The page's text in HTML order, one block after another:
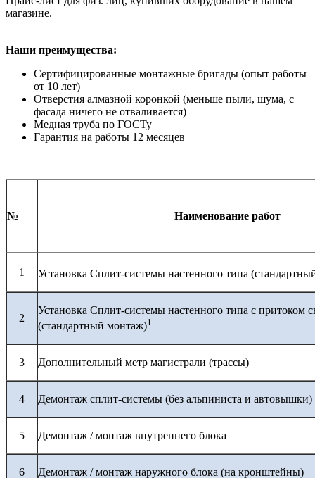
магазине.
Наши преимущества:
Сертифицированные монтажные бригады (опыт работы
от 10 лет)
Отверстия алмазной коронкой (меньше пыли, шума, с
фасада ничего не отваливается)
Медная труба по ГОСТу
Гарантия на работы 12 месяцев
№ Наименование работ
1 Установка Сплит-системы настенного типа
2
Установка Сплит-системы настенного типа с притоком
(стандартный монтаж)1
3 Дополнительный метр магистрали (трассы)
4 Демонтаж сплит-системы (без альпиниста и автовышки)
5 Демонтаж / монтаж внутреннего блока
6 Демонтаж / монтаж наружного блока (на кронштейны)